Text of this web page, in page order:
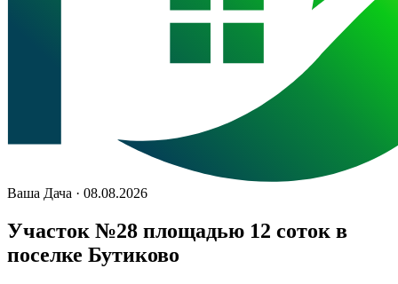
Ваша Дача · 08.08.2026
Участок №28 площадью 12 соток в
поселке Бутиково